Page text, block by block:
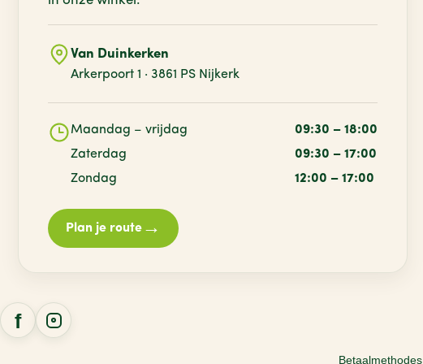
Van Duinkerken
Arkerpoort 1 · 3861 PS Nijkerk
Maandag – vrijdag
09:30 – 18:00
Zaterdag
09:30 – 17:00
Zondag
12:00 – 17:00
Plan je route →
Betaalmethodes